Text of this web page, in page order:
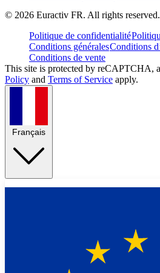
© 2026 Euractiv FR. All rights reserved.
Politique de confidentialité
Conditions généralesConditions
Conditions de vente
This site is protected by reCAPTCHA,
Policy and Terms of Service apply.
Français